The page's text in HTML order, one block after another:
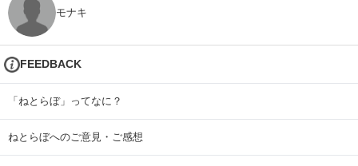
モナキ
FEEDBACK
「ねとらぼ」ってなに？
ねとらぼへのご意見・ご感想